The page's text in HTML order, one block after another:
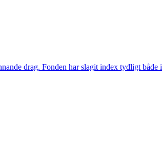
drag. Fonden har slagit index tydligt